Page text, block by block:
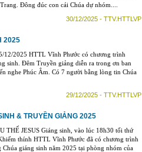
Đông đúc con cái Chúa dự nhóm....
30/12/2025 - TTV.HTTLVP
2025
12/2025 HTTL Vĩnh Phước có chương trình
sinh. Đêm Truyền giảng diễn ra trong ơn ban
nghe Phúc Âm. Có 7 người bằng lòng tin Chúa
29/12/2025 - TTV.HTTLVP
& TRUYỀN GIẢNG 2025
THẾ JESUS Giáng sinh, vào lúc 18h30 tối thứ
thính HTTL Vĩnh Phước đã có chương trình
giáng sinh năm 2025 tại phòng nhóm của